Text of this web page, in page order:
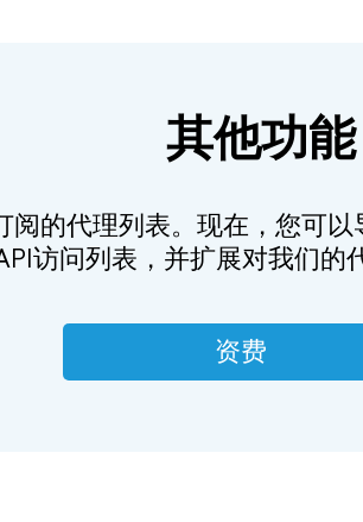
其他功能
阅的代理列表。现在，您可
访问列表，并扩展对我们的
资费